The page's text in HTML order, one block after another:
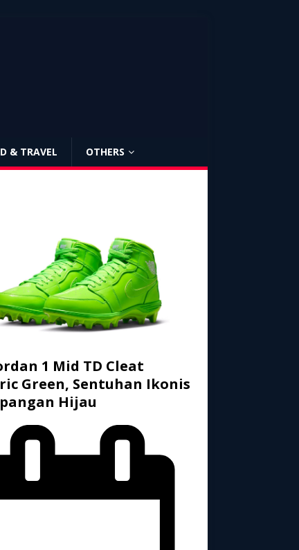
& TRAVEL OTHERS
1 Mid TD Cleat
Green, Sentuhan Ikonis
Hijau